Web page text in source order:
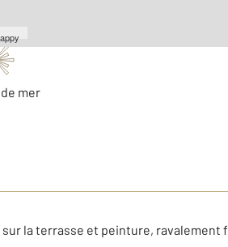
mer
la terrasse et peinture, ravalement